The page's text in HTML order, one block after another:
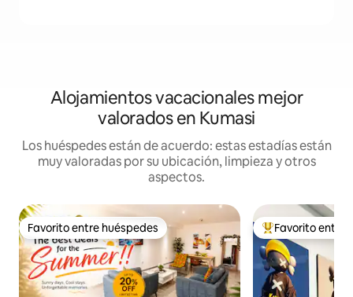
Alojamientos vacacionales mejor
valorados en Kumasi
Los huéspedes están de acuerdo: estas estadías están
muy valoradas por su ubicación, limpieza y otros
aspectos.
Favorito entre huéspedes
Favorito entre huéspedes Favorito entre
Favorito entre